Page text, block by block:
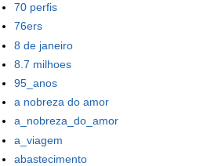
70 perfis
76ers
8 de janeiro
8.7 milhoes
95_anos
a nobreza do amor
a_nobreza_do_amor
a_viagem
abastecimento